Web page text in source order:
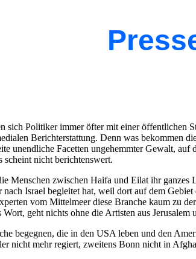
sich Politiker immer öfter mit einer
Berichterstattung. Denn was bekommen
unendliche Facetten ungehemmter Gewalt,
scheint nicht berichtenswert.
Menschen zwischen Haifa und Eilat ihr
Israel begleitet hat, weil dort auf dem
vom Mittelmeer diese Branche kaum zu
geht nichts ohne die Artisten aus Jerusalem
begegnen, die in den USA leben und den
nicht mehr regiert, zweitens Bonn nicht in